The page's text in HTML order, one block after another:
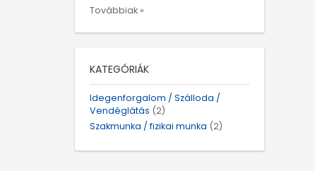
Továbbiak »
KATEGÓRIÁK
Idegenforgalom / Szálloda /
Vendéglátás (2)
Szakmunka / fizikai munka (2)